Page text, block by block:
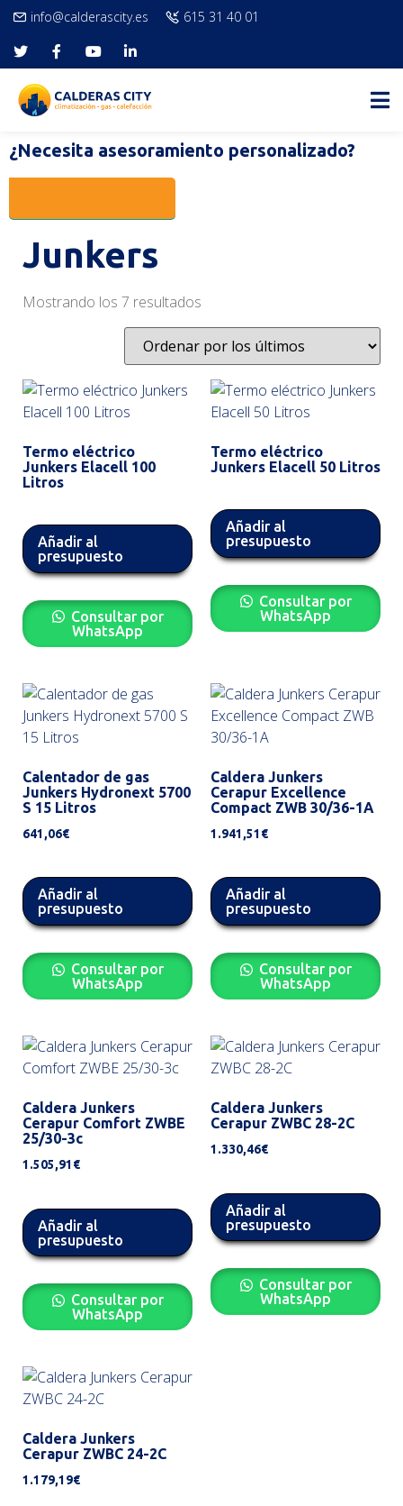
info@calderascity.es 615 31 40 01
Amplio catálogo de
productos
¿Necesita asesoramiento personalizado?
Junkers
Mostrando los 7 resultados
Termo eléctrico
Junkers Elacell 100
Litros
Añadir al
presupuesto
Consultar por
WhatsApp
Termo eléctrico
Junkers Elacell 50 Litros
Añadir al
presupuesto
Consultar por
WhatsApp
Calentador de gas
Junkers Hydronext 5700
S 15 Litros
641,06€
Añadir al
presupuesto
Consultar por
WhatsApp
Caldera Junkers
Cerapur Excellence
Compact ZWB 30/36-1A
1.941,51 €
Añadir al
presupuesto
Consultar por
WhatsApp
Caldera Junkers
Cerapur Comfort ZWBE
25/30-3c
1.505,91 €
Añadir al
presupuesto
Consultar por
WhatsApp
Caldera Junkers
Cerapur ZWBC 28-2C
1.330,46€
Añadir al
presupuesto
Consultar por
WhatsApp
Caldera Junkers
Cerapur ZWBC 24-2C
1.179,19€